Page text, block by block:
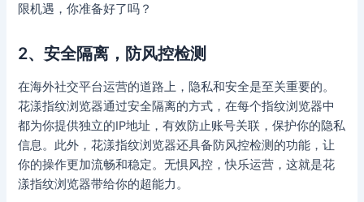
限机遇，你准备好了吗？
2、安全隔离，防风控检测
在海外社交平台运营的道路上，隐私和安全是至关重要的。
花漾指纹浏览器通过安全隔离的方式，在每个指纹浏览器中
都为你提供独立的IP地址，有效防止账号关联，保护你的隐私
信息。此外，花漾指纹浏览器还具备防风控检测的功能，让
你的操作更加流畅和稳定。无惧风控，快乐运营，这就是花
漾指纹浏览器带给你的超能力。